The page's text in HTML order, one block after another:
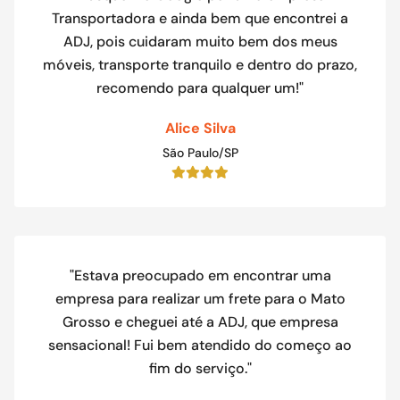
Transportadora e ainda bem que encontrei a
ADJ, pois cuidaram muito bem dos meus
móveis, transporte tranquilo e dentro do prazo,
recomendo para qualquer um!"
Alice Silva
São Paulo/SP
"Estava preocupado em encontrar uma
empresa para realizar um frete para o Mato
Grosso e cheguei até a ADJ, que empresa
sensacional! Fui bem atendido do começo ao
fim do serviço."